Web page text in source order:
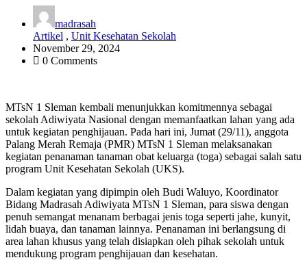
madrasah
Artikel , Unit Kesehatan Sekolah
November 29, 2024
0 Comments
MTsN 1 Sleman kembali menunjukkan komitmennya sebagai
sekolah Adiwiyata Nasional dengan memanfaatkan lahan yang ada
untuk kegiatan penghijauan. Pada hari ini, Jumat (29/11), anggota
Palang Merah Remaja (PMR) MTsN 1 Sleman melaksanakan
kegiatan penanaman tanaman obat keluarga (toga) sebagai salah satu
program Unit Kesehatan Sekolah (UKS).
Dalam kegiatan yang dipimpin oleh Budi Waluyo, Koordinator
Bidang Madrasah Adiwiyata MTsN 1 Sleman, para siswa dengan
penuh semangat menanam berbagai jenis toga seperti jahe, kunyit,
lidah buaya, dan tanaman lainnya. Penanaman ini berlangsung di
area lahan khusus yang telah disiapkan oleh pihak sekolah untuk
mendukung program penghijauan dan kesehatan.